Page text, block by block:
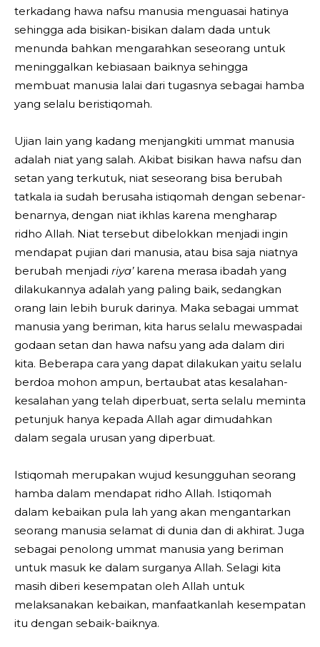
terkadang hawa nafsu manusia menguasai hatinya
sehingga ada bisikan-bisikan dalam dada untuk
menunda bahkan mengarahkan seseorang untuk
meninggalkan kebiasaan baiknya sehingga
membuat manusia lalai dari tugasnya sebagai hamba
yang selalu beristiqomah.
Ujian lain yang kadang menjangkiti ummat manusia
adalah niat yang salah. Akibat bisikan hawa nafsu dan
setan yang terkutuk, niat seseorang bisa berubah
tatkala ia sudah berusaha istiqomah dengan sebenar-
benarnya, dengan niat ikhlas karena mengharap
ridho Allah. Niat tersebut dibelokkan menjadi ingin
mendapat pujian dari manusia, atau bisa saja niatnya
berubah menjadi riya’karena merasa ibadah yang
dilakukannya adalah yang paling baik, sedangkan
orang lain lebih buruk darinya. Maka sebagai ummat
manusia yang beriman, kita harus selalu mewaspadai
godaan setan dan hawa nafsu yang ada dalam diri
kita. Beberapa cara yang dapat dilakukan yaitu selalu
berdoa mohon ampun, bertaubat atas kesalahan-
kesalahan yang telah diperbuat, serta selalu meminta
petunjuk hanya kepada Allah agar dimudahkan
dalam segala urusan yang diperbuat.
Istiqomah merupakan wujud kesungguhan seorang
hamba dalam mendapat ridho Allah. Istiqomah
dalam kebaikan pula lah yang akan mengantarkan
seorang manusia selamat di dunia dan di akhirat. Juga
sebagai penolong ummat manusia yang beriman
untuk masuk ke dalam surganya Allah. Selagi kita
masih diberi kesempatan oleh Allah untuk
melaksanakan kebaikan, manfaatkanlah kesempatan
itu dengan sebaik-baiknya.